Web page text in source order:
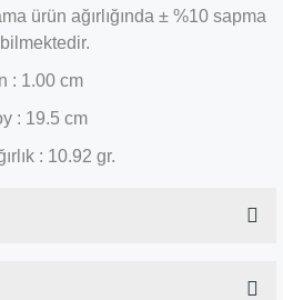
ürün ağırlığında ± %10 sapma
: 1.00 cm
: 19.5 cm
: 10.92 gr.